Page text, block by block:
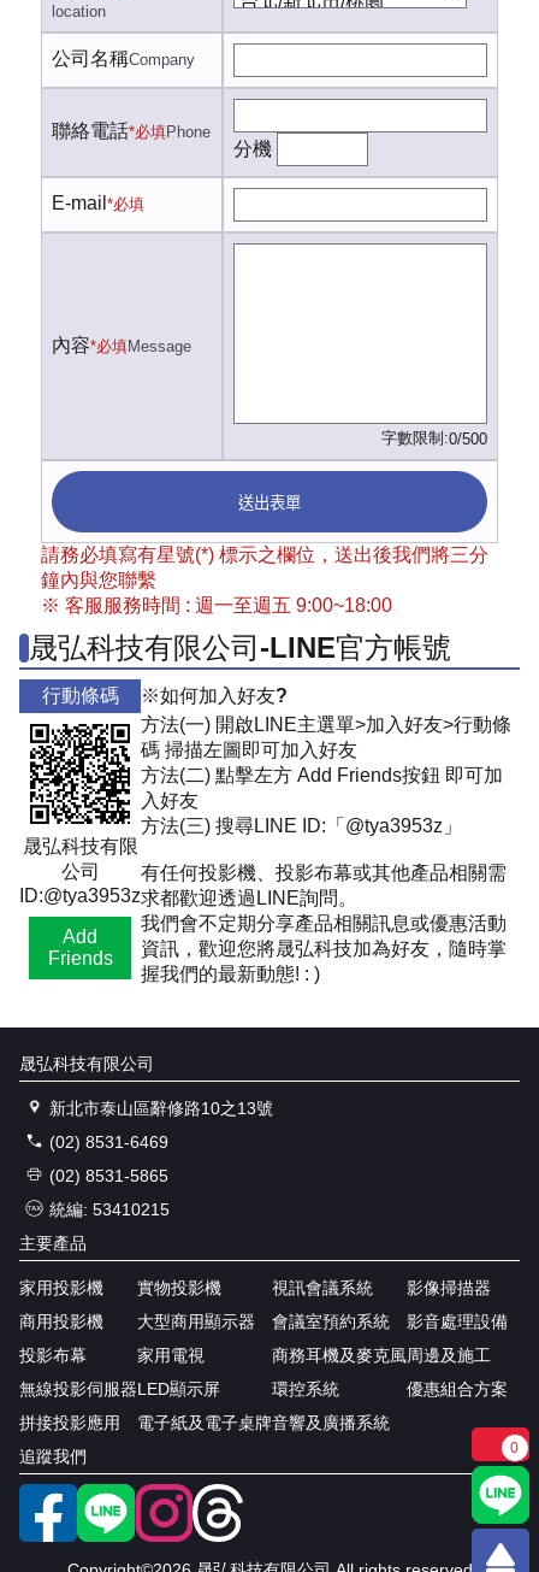
location
公司名稱Company
聯絡電話*必填Phone
分機
E-mail *必填
內容*必填Message
字數限制:0/500
送出表單
請務必填寫有星號(*) 標示之欄位，送出後我們將三分
鐘內與您聯繫
※ 客服服務時間 : 週一至週五 9:00~18:00
晟弘科技有限公司-LINE官方帳號
行動條碼
晟弘科技有限
公司
ID:@tya3953z
Add
Friends
※如何加入好友?
方法(一) 開啟LINE主選單>加入好友>行動條
碼 掃描左圖即可加入好友
方法(二) 點擊左方 Add Friends按鈕 即可加
入好友
方法(三) 搜尋LINE ID:「@tya3953z」
有任何投影機、投影布幕或其他產品相關需
求都歡迎透過LINE詢問。
我們會不定期分享產品相關訊息或優惠活動
資訊，歡迎您將晟弘科技加為好友，隨時掌
握我們的最新動態! : )
晟弘科技有限公司
新北市泰山區辭修路10之13號
(02) 8531-6469
(02) 8531-5865
統編: 53410215
主要產品
家用投影機
商用投影機
投影布幕
無線投影伺服器
拼接投影應用
實物投影機
大型商用顯示器
家用電視
LED顯示屏
電子紙及電子桌牌
視訊會議系統
會議室預約系統
商務耳機及麥克風
環控系統
音響及廣播系統
影像掃描器
影音處理設備
周邊及施工
優惠組合方案
追蹤我們 0